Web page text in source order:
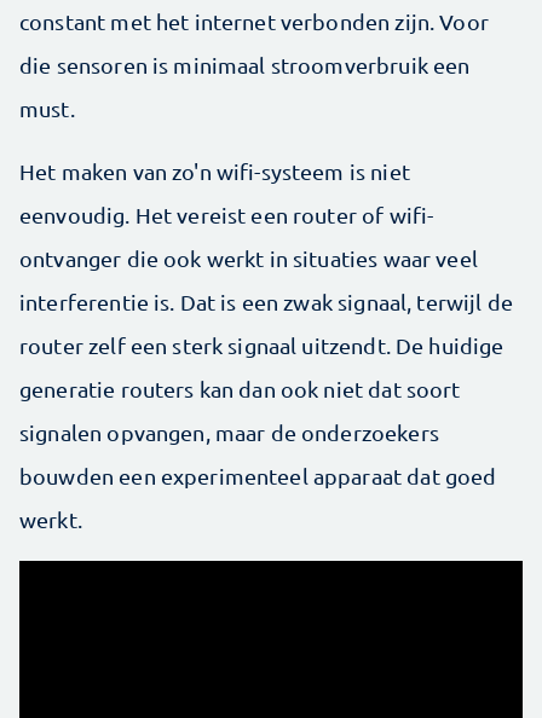
constant met het internet verbonden zijn. Voor
die sensoren is minimaal stroomverbruik een
must.
Het maken van zo'n wifi-systeem is niet
eenvoudig. Het vereist een router of wifi-
ontvanger die ook werkt in situaties waar veel
interferentie is. Dat is een zwak signaal, terwijl de
router zelf een sterk signaal uitzendt. De huidige
generatie routers kan dan ook niet dat soort
signalen opvangen, maar de onderzoekers
bouwden een experimenteel apparaat dat goed
werkt.